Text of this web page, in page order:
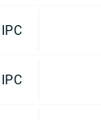
IPC
IPC